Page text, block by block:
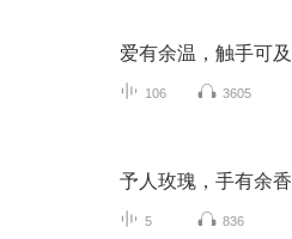
爱有余温，触手可及
106 3605
予人玫瑰，手有余香
5 836